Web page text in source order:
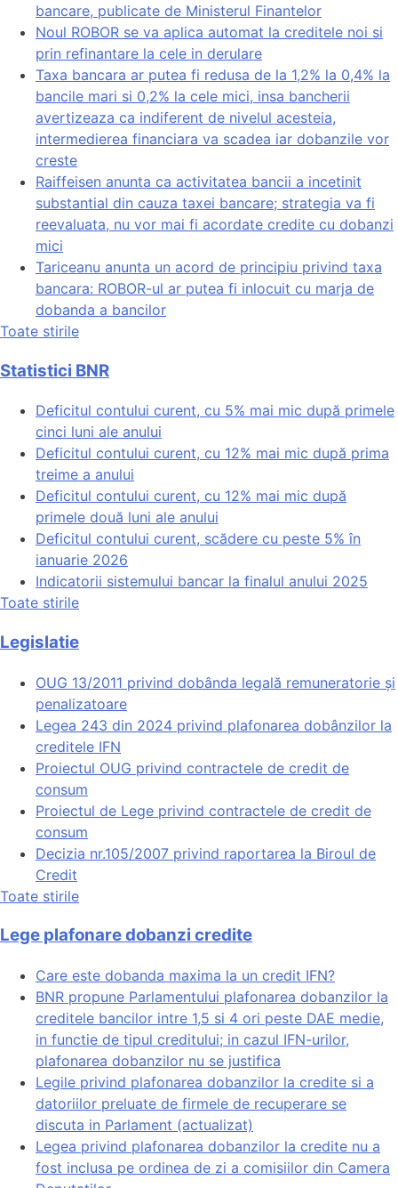
bancare, publicate de Ministerul Finantelor
Noul ROBOR se va aplica automat la creditele noi si
prin refinantare la cele in derulare
Taxa bancara ar putea fi redusa de la 1,2% la 0,4% la
bancile mari si 0,2% la cele mici, insa bancherii
avertizeaza ca indiferent de nivelul acesteia,
intermedierea financiara va scadea iar dobanzile vor
creste
Raiffeisen anunta ca activitatea bancii a incetinit
substantial din cauza taxei bancare; strategia va fi
reevaluata, nu vor mai fi acordate credite cu dobanzi
mici
Tariceanu anunta un acord de principiu privind taxa
bancara: ROBOR-ul ar putea fi inlocuit cu marja de
dobanda a bancilor
Toate stirile
Statistici BNR
Deficitul contului curent, cu 5% mai mic după primele
cinci luni ale anului
Deficitul contului curent, cu 12% mai mic după prima
treime a anului
Deficitul contului curent, cu 12% mai mic după
primele două luni ale anului
Deficitul contului curent, scădere cu peste 5% în
ianuarie 2026
Indicatorii sistemului bancar la finalul anului 2025
Toate stirile
Legislatie
OUG 13/2011 privind dobânda legală remuneratorie și
penalizatoare
Legea 243 din 2024 privind plafonarea dobânzilor la
creditele IFN
Proiectul OUG privind contractele de credit de
consum
Proiectul de Lege privind contractele de credit de
consum
Decizia nr.105/2007 privind raportarea la Biroul de
Credit
Toate stirile
Lege plafonare dobanzi credite
Care este dobanda maxima la un credit IFN?
BNR propune Parlamentului plafonarea dobanzilor la
creditele bancilor intre 1,5 si 4 ori peste DAE medie,
in functie de tipul creditului; in cazul IFN-urilor,
plafonarea dobanzilor nu se justifica
Legile privind plafonarea dobanzilor la credite si a
datoriilor preluate de firmele de recuperare se
discuta in Parlament (actualizat)
Legea privind plafonarea dobanzilor la credite nu a
fost inclusa pe ordinea de zi a comisiilor din Camera